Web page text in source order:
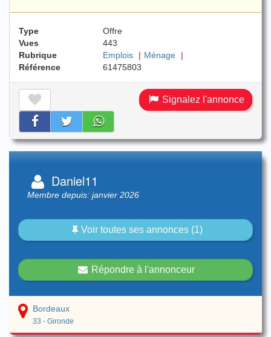
Type
Offre
Vues
443
Rubrique
Emplois
Ménage
Référence
61475803
Signalez l'annonce
Daniel11
Membre depuis: janvier 2026
Voir toutes ses annonces (1)
Répondre à l'annonceur
Bordeaux
33 - Gironde